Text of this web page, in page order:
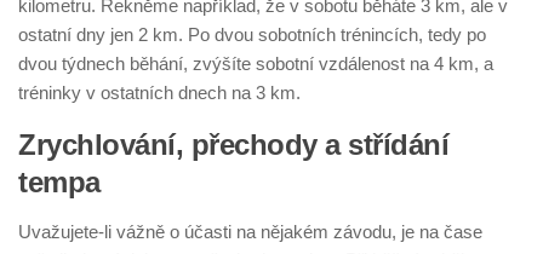
kilometru. Řekněme například, že v sobotu běháte 3 km, ale v
ostatní dny jen 2 km. Po dvou sobotních trénincích, tedy po
dvou týdnech běhání, zvýšíte sobotní vzdálenost na 4 km, a
tréninky v ostatních dnech na 3 km.
Zrychlování, přechody a střídání
tempa
Uvažujete-li vážně o účasti na nějakém závodu, je na čase